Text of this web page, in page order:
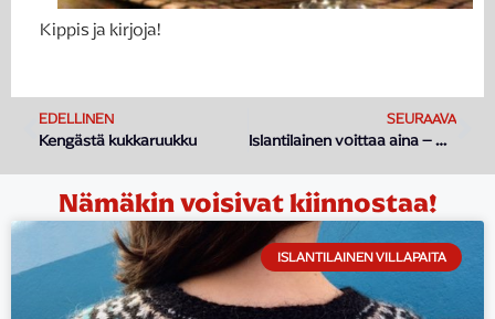
Kippis ja kirjoja!
EDELLINEN
Kengästä kukkaruukku
SEURAAVA
Islantilainen voittaa aina – myös Vuoden matkakirja -palkinnon
Nämäkin voisivat kiinnostaa!
ISLANTILAINEN VILLAPAITA